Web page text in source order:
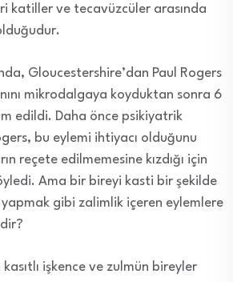
katiller ve tecavüzcüler arasında
Gloucestershire’dan Paul Rogers
mikrodalgaya koyduktan sonra 6
edildi. Daha önce psikiyatrik
bu eylemi ihtiyacı olduğunu
reçete edilmemesine kızdığı için
Ama bir bireyi kasti bir şekilde
gibi zalimlik içeren eylemlere
işkence ve zulmün bireyler